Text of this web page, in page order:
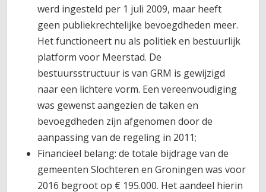
werd ingesteld per 1 juli 2009, maar heeft
geen publiekrechtelijke bevoegdheden meer.
Het functioneert nu als politiek en bestuurlijk
platform voor Meerstad. De
bestuursstructuur is van GRM is gewijzigd
naar een lichtere vorm. Een vereenvoudiging
was gewenst aangezien de taken en
bevoegdheden zijn afgenomen door de
aanpassing van de regeling in 2011;
Financieel belang: de totale bijdrage van de
gemeenten Slochteren en Groningen was voor
2016 begroot op € 195.000. Het aandeel hierin